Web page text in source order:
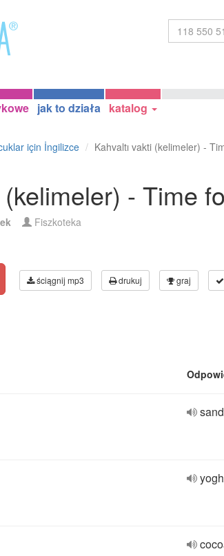
jak to działa katalog
için İngilizce Kahvaltı vakti (kelimeler) -
(kelimeler) - Time
Fiszkoteka
ściągnij mp3 drukuj graj